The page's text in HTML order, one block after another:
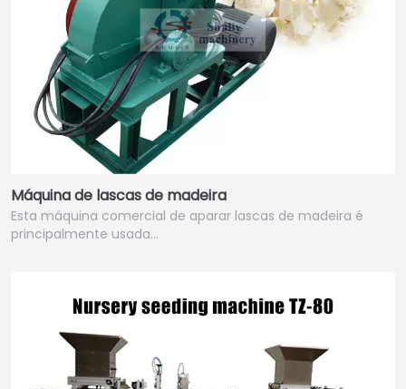
Máquina de lascas de madeira
Esta máquina comercial de aparar lascas de madeira é
principalmente usada…